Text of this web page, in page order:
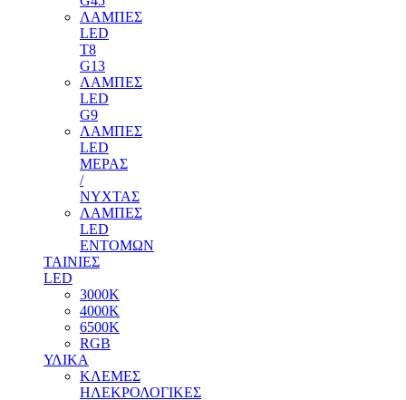
ΛΑΜΠΕΣ
LED
T8
G13
ΛΑΜΠΕΣ
LED
G9
ΛΑΜΠΕΣ
LED
ΜΕΡΑΣ
/
ΝΥΧΤΑΣ
ΛΑΜΠΕΣ
LED
ΕΝΤΟΜΩΝ
ΤΑΙΝΙΕΣ
LED
3000Κ
4000Κ
6500Κ
RGB
ΥΛΙΚΑ
ΚΛΕΜΕΣ
ΗΛΕΚΡΟΛΟΓΙΚΕΣ